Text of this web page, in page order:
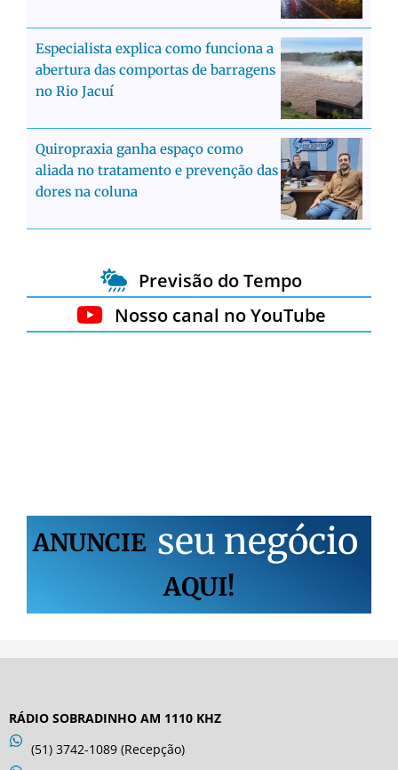
Especialista explica como funciona a
abertura das comportas de barragens
no Rio Jacuí
Quiropraxia ganha espaço como
aliada no tratamento e prevenção das
dores na coluna
Previsão do Tempo
Nosso canal no YouTube
ANUNCIE seu negócio
AQUI!
RÁDIO SOBRADINHO AM 1110 KHZ
(51) 3742-1089 (Recepção)